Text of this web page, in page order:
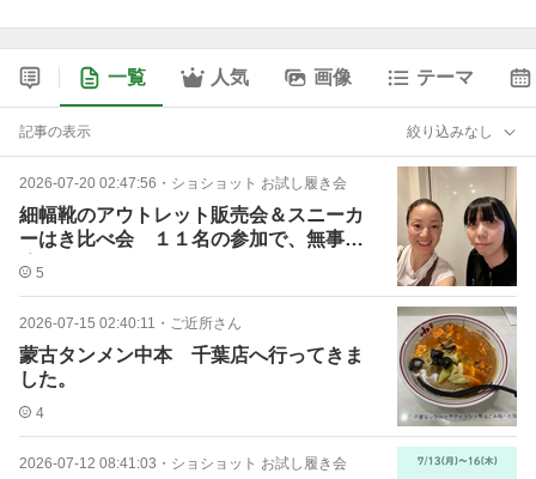
一覧 人気 画像 テーマ
記事の表示 絞り込みなし
2026-07-20 02:47:56 ・ ショショット お試し履き会
細幅靴のアウトレット販売会＆スニーカ
ーはき比べ会 １１名の参加で、無事に
終わりました。
5
2026-07-15 02:40:11 ・ ご近所さん
蒙古タンメン中本 千葉店へ行ってきま
した。
4
2026-07-12 08:41:03 ・ ショショット お試し履き会